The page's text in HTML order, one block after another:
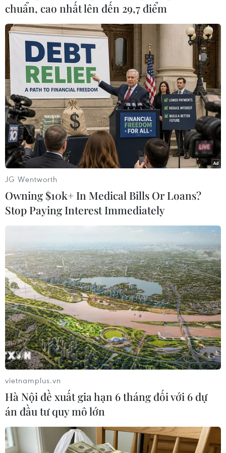
Hai thiếu niên, 16 và 19 tuổi, đã bị
bắt giữ ngày 2/10 trên chuyến tàu
ở ga tàu hỏa chính tại
Copenhagen và bị đưa ra trình
diện, trả lời thẩm vấn tại tòa án
thành phố Copenhagen.
(TTXVN/Vietnam+)
#Đan Mạch #Đại sứ quán Israel ở Đan Mạch
#Vụ nổ
#Cảnh sát Đan Mạch
#Dải Gaza
Đan Mạch
Israel
Theo dõi VietnamPlus
chuẩn, cao nhất lên đến 29,7 điểm
JG Wentworth
Owning $10k+ In Medical Bills Or Loans?
Stop Paying Interest Immediately
vietnamplus.vn
Hà Nội đề xuất gia hạn 6 tháng đối với 6 dự
án đầu tư quy mô lớn